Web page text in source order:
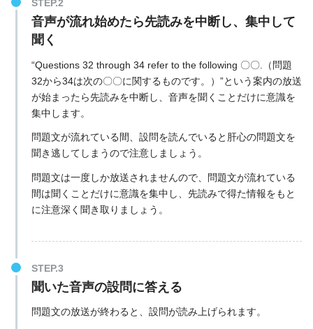
音声が流れ始めたら先読みを中断し、集中して
聞く
“Questions 32 through 34 refer to the following 〇〇.（問題
32から34は次の〇〇に関するものです。）”という案内の放送
が始まったら先読みを中断し、音声を聞くことだけに意識を
集中します。
問題文が流れている間、設問を読んでいると肝心の問題文を
聞き逃してしまうので注意しましょう。
問題文は一度しか放送されませんので、問題文が流れている
間は聞くことだけに意識を集中し、先読みで得た情報をもと
に注意深く聞き取りましょう。
聞いた音声の設問に答える
問題文の放送が終わると、設問が読み上げられます。